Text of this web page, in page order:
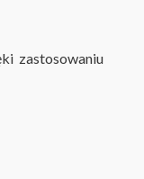
zastosowaniu